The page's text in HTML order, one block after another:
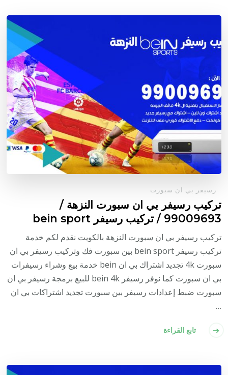
رسيفر بي ان سبورت
تركيب رسيفر بي ان سبورت النزهة /
99009693 / تركيب رسيفر bein sport
تركيب رسيفر بي ان سبورت النزهة بالكويت نقدم لكم خدمة
تركيب رسيفر bein sport بين سبورت فك وتركيب رسيفر بي ان
سبورت 4k تجديد اشتراك بي ان bein خدمة بيع وشراء رسيفرات
بي ان سبورت كما نوفر رسيفر bein 4k للبيع برمجة رسيفر بي ان
سبورت ضبط إعدادات رسيفر بين سبورت تجديد اشتراكات بي ان
…
تابع القراءة